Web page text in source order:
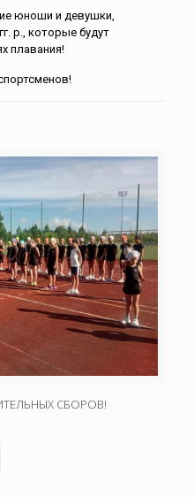
юноши и девушки,
р., которые будут
плавания!
СБОРОВ!